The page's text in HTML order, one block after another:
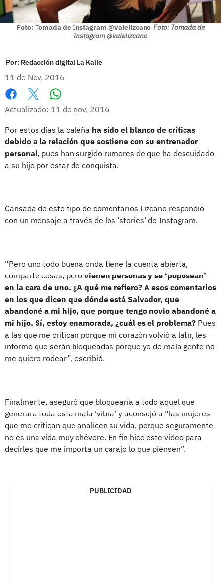
Foto: Tomada de Instagram @valelizcano Foto: Tomada de
Instagram @valelizcano
Por: Redacción digital La Kalle
11 de Nov, 2016
Facebook
X
Actualizado: 11 de nov, 2016
Por estos días la caleña ha sido el blanco de críticas
debido a la relación que sostiene con su entrenador
personal, pues han surgido rumores de que ha descuidado
a su hijo por estar de conquista.
Cansada de este tipo de comentarios Lizcano respondió
con un mensaje a través de los ‘stories’ de Instagram.
“Pero uno todo buena onda tiene la cuenta abierta,
comparte cosas, pero vienen personas y se ‘poposean’
en la cara de uno. ¿A qué me refiero? A esos comentarios
en los que dicen que dónde está Salvador, que
abandoné a mi hijo, que porque tengo novio abandoné a
mi hijo. Sí, estoy enamorada, ¿cuál es el problema? Pues
a las que me critican porque mi corazón volvió a latir, les
informo que serán bloqueadas porque yo de mala gente no
me quiero rodear”, escribió.
Finalmente, aseguró que bloquearía a todo aquel que
generara toda esta mala ‘vibra’ y aconsejó a “las mujeres
que me critican que analicen su vida, porque seguramente
no es una vida muy chévere. En fin hice este video para
decirles que me importa un carajo lo que piensen”.
PUBLICIDAD